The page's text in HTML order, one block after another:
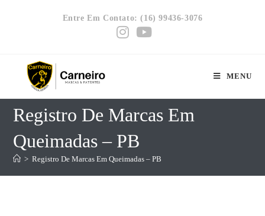
Entre Em Contato: (16) 99436-3076
MENU
Registro De Marcas Em
Queimadas – PB
> Registro De Marcas Em Queimadas – PB